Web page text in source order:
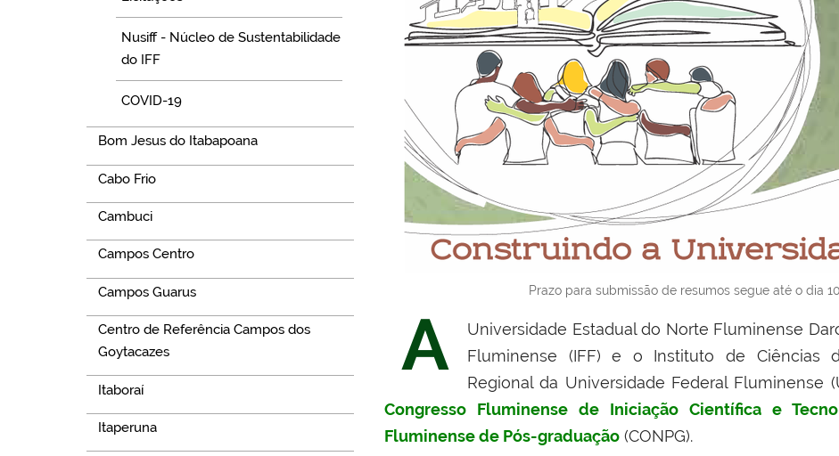
Nusiff - Núcleo de Sustentabilidade
do IFF
COVID-19
Bom Jesus do Itabapoana
Cabo Frio
Cambuci
Campos Centro
Campos Guarus
Centro de Referência Campos dos
Goytacazes
Itaboraí
Itaperuna
Prazo para submissão de resumos segue até o dia
A
Universidade Estadual do Norte Fluminense
Fluminense (IFF) e o Instituto de Ciências
Regional da Universidade Federal Fluminense
Congresso Fluminense de Iniciação Científica e
Fluminense de Pós-graduação (CONPG).